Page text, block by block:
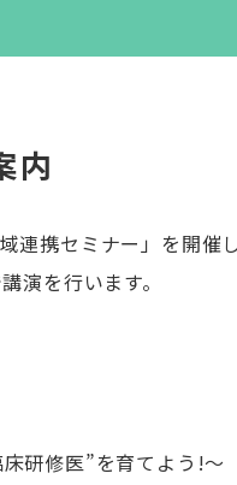
内
携セミナー」を開催し
演を行います。
研修医”を育てよう!～